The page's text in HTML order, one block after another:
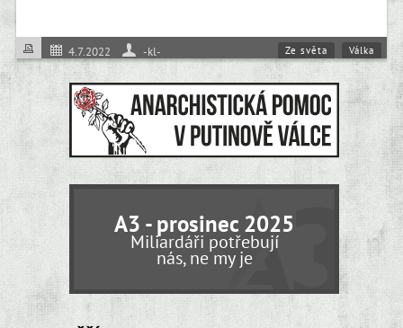
4.7.2022 -kl- Ze světa Válka
A3 - prosinec 2025
Miliardáři potřebují
nás, ne my je